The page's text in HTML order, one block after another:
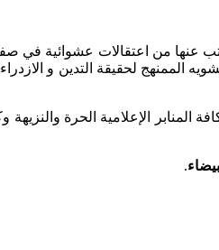
عدد من الأبرياء و ما ترتب عنها من
الممنهج لحقيقة التدين و
الإعلامية الحرة والنزيهة
.